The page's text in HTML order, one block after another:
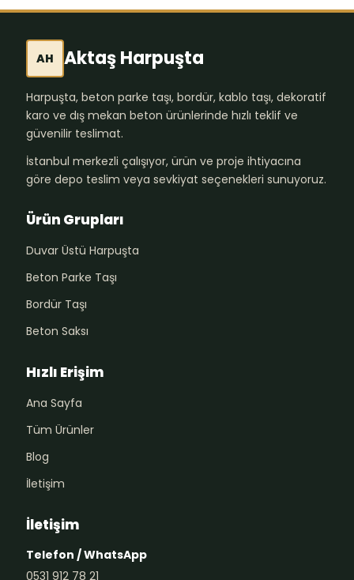
AH Aktaş Harpuşta
Harpuşta, beton parke taşı, bordür, kablo taşı, dekoratif
karo ve dış mekan beton ürünlerinde hızlı teklif ve
güvenilir teslimat.
İstanbul merkezli çalışıyor, ürün ve proje ihtiyacına
göre depo teslim veya sevkiyat seçenekleri sunuyoruz.
Ürün Grupları
Duvar Üstü Harpuşta
Beton Parke Taşı
Bordür Taşı
Beton Saksı
Hızlı Erişim
Ana Sayfa
Tüm Ürünler
Blog
İletişim
İletişim
Telefon / WhatsApp
0531 912 78 21